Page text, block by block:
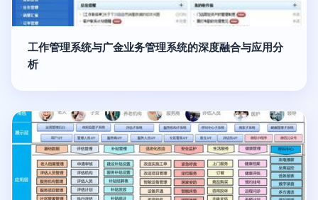
工作管理系统与广金业务管理系统的深度融合与应用分
析